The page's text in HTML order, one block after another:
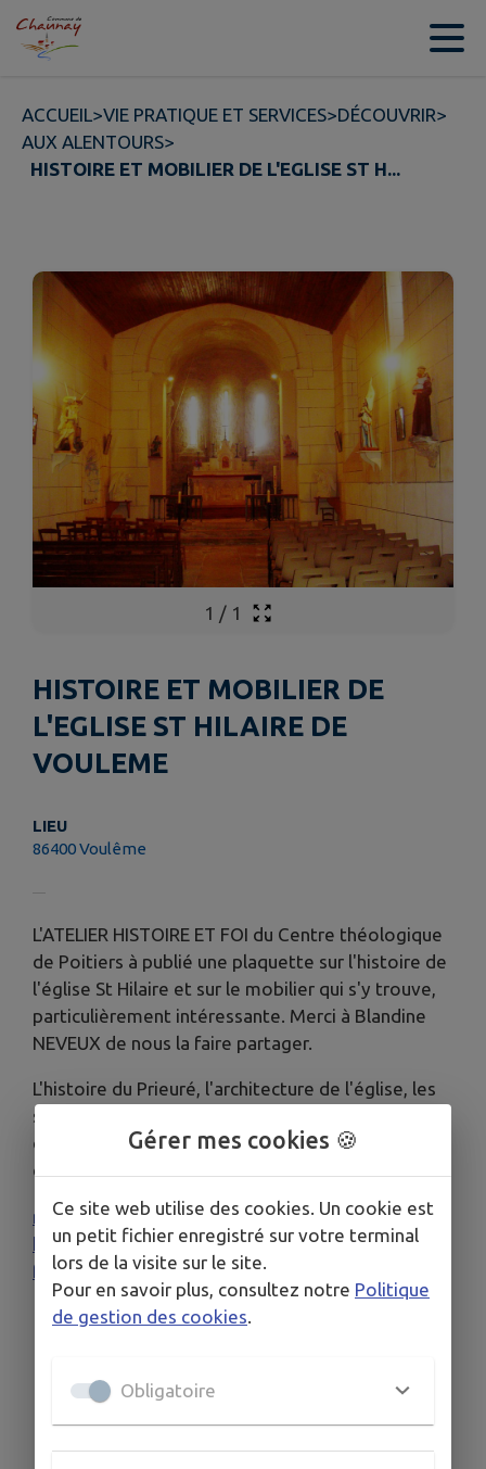
Contenu
ACCUEIL>VIE PRATIQUE ET SERVICES>DÉCOUVRIR>
AUX ALENTOURS>
HISTOIRE ET MOBILIER DE L'EGLISE ST H...
1 / 1
HISTOIRE ET MOBILIER DE
L'EGLISE ST HILAIRE DE
VOULEME
LIEU
86400 Voulême
L'ATELIER HISTOIRE ET FOI du Centre théologique
de Poitiers à publié une plaquette sur l'histoire de
l'église St Hilaire et sur le mobilier qui s'y trouve,
particulièrement intéressante. Merci à Blandine
NEVEUX de nous la faire partager.
L'histoire du Prieuré, l'architecture de l'église, les
statues, les tableaux, la pierre tombale sont
décrits et documentés et illustrés avec beaucoup
de précisions et de soin.
mobilier-st-
hilaire_26b3f0c73865ef0430779e261bf0e6d8.pd
f
Gérer mes cookies 🍪
Ce site web utilise des cookies. Un cookie est
un petit fichier enregistré sur votre terminal
lors de la visite sur le site.
Pour en savoir plus, consultez notre Politique
de gestion des cookies
Obligatoire